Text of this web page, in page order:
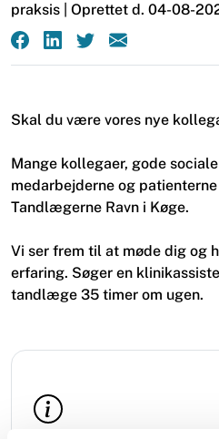
praksis | Oprettet d. 04-08-
Skal du være vores nye
Mange kollegaer, gode
medarbejderne og
Tandlægerne Ravn i Køge.
Vi ser frem til at møde dig og
erfaring. Søger en
tandlæge 35 timer om ugen.